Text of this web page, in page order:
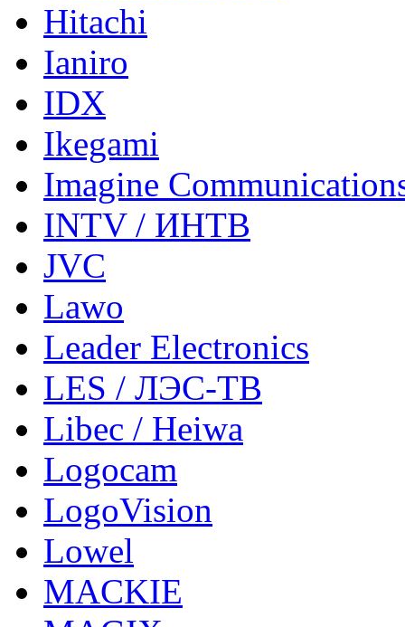
Hitachi
Ianiro
IDX
Ikegami
Imagine
INTV / ИНТВ
JVC
Lawo
Leader Electronics
LES / ЛЭС-ТВ
Libec / Heiwa
Logocam
LogoVision
Lowel
MACKIE